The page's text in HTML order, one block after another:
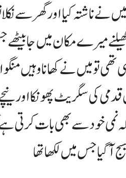
ناشتہ کیا اور گھر سے
میرے مکان میں جا
تو میں نے کھانا وہیں منگوا
قدمی کی سگریٹ پھونکا اور
کہ نمی خود سے بھی بات کرتی